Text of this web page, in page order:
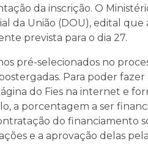
da inscrição. O
da União (DOU), edital
prevista para o dia 27.
pré-selecionados no
Para poder
do Fies na internet e
a porcentagem a ser
do financiamento
e a aprovação delas